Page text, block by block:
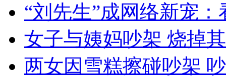
女孩北京地铁殴打老人 痛下狠手拳打脚踢
“刘先生”成网络新宠：
女子与姨妈吵架 烧掉
两女因雪糕擦碰吵架